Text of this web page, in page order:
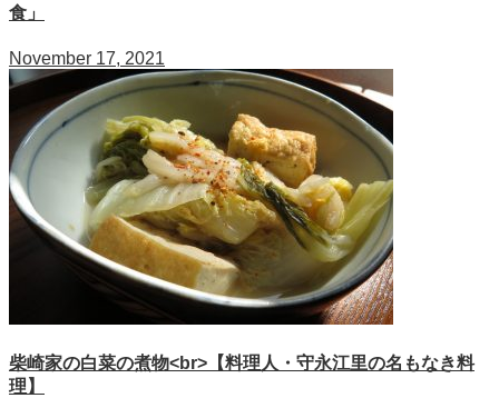
食」
November 17, 2021
柴崎家の白菜の煮物<br>【料理人・守永江里の名もなき料
理】